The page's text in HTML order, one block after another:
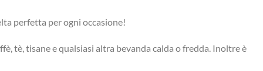
perfetta per ogni occasione!
tè, tisane e qualsiasi altra bevanda calda o fredda. Inoltre è